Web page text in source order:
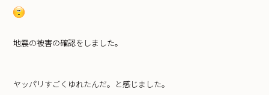
地震の被害の確認をしました。
ヤッパリすごくゆれたんだ。と感じました。